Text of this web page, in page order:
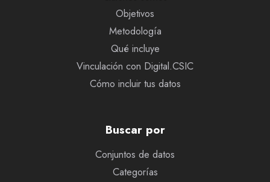
Objetivos
Metodología
Qué incluye
Vinculación con Digital.CSIC
Cómo incluir tus datos
Buscar por
Conjuntos de datos
Categorías